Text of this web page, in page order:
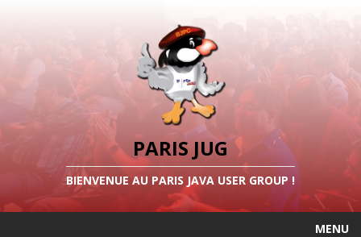
PARIS JUG
BIENVENUE AU PARIS JAVA USER GROUP !
MENU